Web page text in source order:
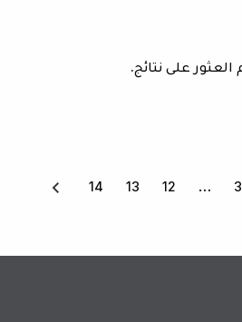
العثور على نتائج.
3
12
13
14